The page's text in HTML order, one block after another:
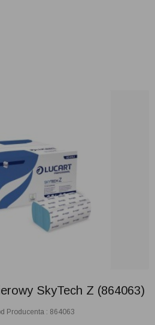
SkyTech Z (864063)
Producenta : 864063